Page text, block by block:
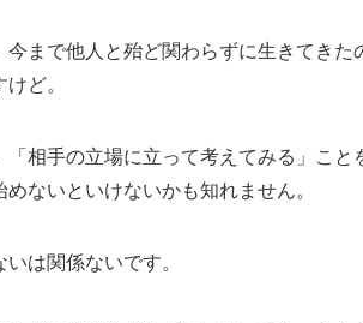
今まで他人と殆ど関わらずに生きてき
ど。
「相手の立場に立って考えてみる」こ
ないといけないかも知れません。
は関係ないです。